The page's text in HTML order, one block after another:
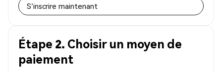
S'inscrire maintenant
Étape 2. Choisir un moyen de
paiement